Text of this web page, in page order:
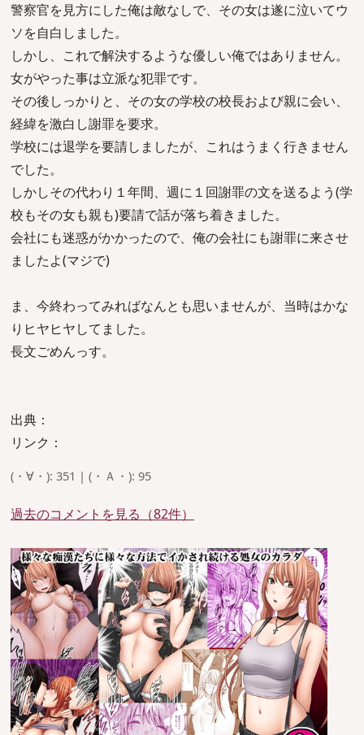
警察官を見方にした俺は敵なしで、その女は遂に泣いてウ
ソを自白しました。
しかし、これで解決するような優しい俺ではありません。
女がやった事は立派な犯罪です。
その後しっかりと、その女の学校の校長および親に会い、
経緯を激白し謝罪を要求。
学校には退学を要請しましたが、これはうまく行きません
でした。
しかしその代わり１年間、週に１回謝罪の文を送るよう(学
校もその女も親も)要請で話が落ち着きました。
会社にも迷惑がかかったので、俺の会社にも謝罪に来させ
ましたよ(マジで)
ま、今終わってみればなんとも思いませんが、当時はかな
りヒヤヒヤしてました。
長文ごめんっす。
出典：
リンク：
(・∀・): 351 | (・Ａ・): 95
過去のコメントを見る（82件）